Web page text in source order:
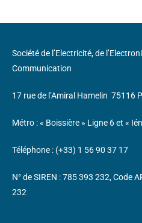
Société de l’Electricité, de
Communication
17 rue de l’Amiral Hamelin 75116
Métro : « Boissière » Ligne 6 et «
Téléphone : (+33) 1 56 90 37 17
N° de SIREN : 785 393 232, Code
232